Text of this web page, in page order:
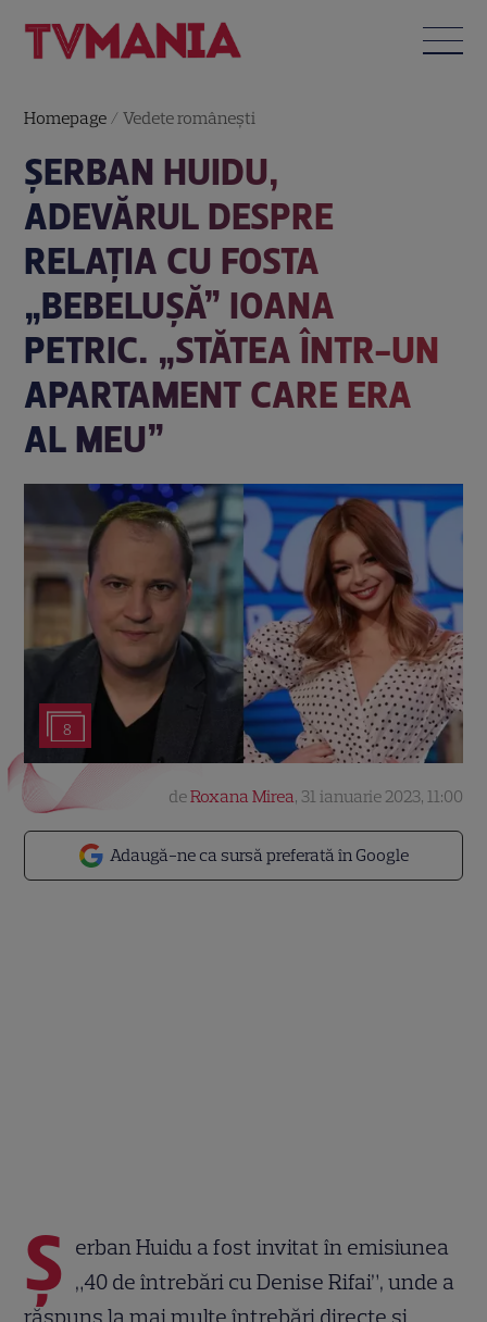
Homepage /Vedete româneşti
ȘERBAN HUIDU,
ADEVĂRUL DESPRE
RELAȚIA CU FOSTA
„BEBELUŞĂ” IOANA
PETRIC. „STĂTEA ÎNTR-UN
APARTAMENT CARE ERA
AL MEU”
8
Adaugă-ne ca sursă preferată în Google
deRoxana Mirea, 31 ianuarie 2023, 11:00
Ș erban Huidu a fost invitat în emisiunea
„40 de întrebări cu Denise Rifai”, unde a
răspuns la mai multe întrebări directe și